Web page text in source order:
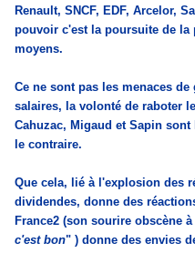
Renault, SNCF, EDF, Arcelor,
pouvoir c'est la poursuite de
moyens.
Ce ne sont pas les menaces
salaires, la volonté de raboter
Cahuzac, Migaud et Sapin
le contraire.
Que cela, lié à l'explosion des
dividendes, donne des
France2 (son sourire obscène
c'est bon" ) donne des envies